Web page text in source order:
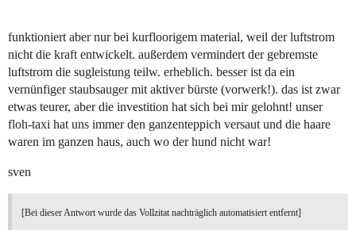
funktioniert aber nur bei kurfloorigem material, weil der luftstrom
nicht die kraft entwickelt. außerdem vermindert der gebremste
luftstrom die sugleistung teilw. erheblich. besser ist da ein
vernünfiger staubsauger mit aktiver bürste (vorwerk!). das ist zwar
etwas teurer, aber die investition hat sich bei mir gelohnt! unser
floh-taxi hat uns immer den ganzenteppich versaut und die haare
waren im ganzen haus, auch wo der hund nicht war!
sven
[Bei dieser Antwort wurde das Vollzitat nachträglich automatisiert entfernt]